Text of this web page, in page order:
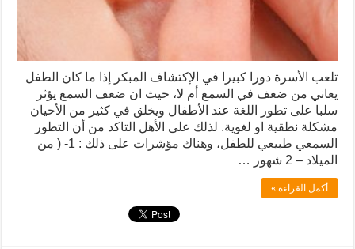
تلعب الأسرة دورا كبيرا في الإكتشاف المبكر إذا ما كان الطفل
يعاني من ضعف في السمع أم لا، حيث ان ضعف السمع يؤثر
سلبا على تطور اللغة عند الأطفال ويخلق في كثير من الأحيان
مشكلة نطقية او لغوية. لذلك على الأهل التاكد من أن التطور
السمعي طبيعي للطفل، وهناك مؤشرات على ذلك : 1- ( من
الميلاد – 2 شهور …
أكمل القراءة »